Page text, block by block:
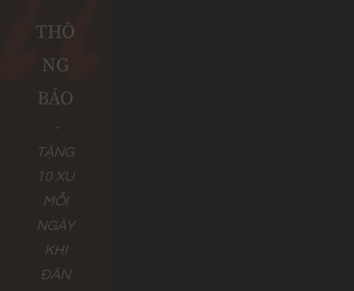
THÔ
NG
BÁO
-
TẶNG
10 XU
MỖI
NGÀY
KHI
ĐĂN